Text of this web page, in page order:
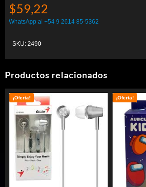
$59,22
WhatsApp al +54 9 2614 85-5362
SKU: 2490
Productos relacionados
¡Oferta! ¡Oferta!